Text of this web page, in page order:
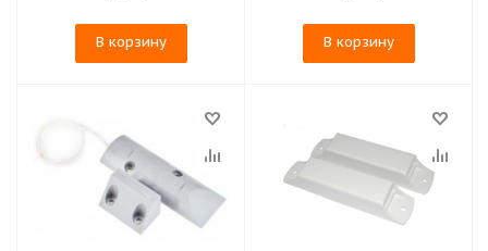
В корзину В корзину